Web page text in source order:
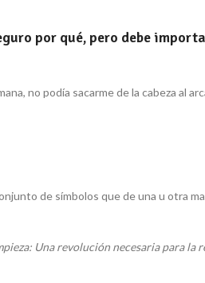
por qué, pero debe
no podía sacarme de la cabeza al
de símbolos que de una u otra
Una revolución necesaria para la